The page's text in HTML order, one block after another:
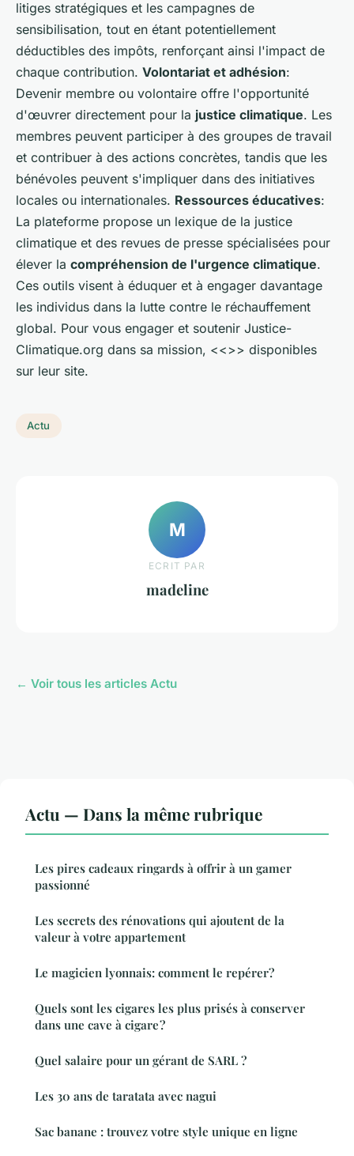
litiges stratégiques et les campagnes de
sensibilisation, tout en étant potentiellement
déductibles des impôts, renforçant ainsi l'impact de
chaque contribution. Volontariat et adhésion:
Devenir membre ou volontaire offre l'opportunité
d'œuvrer directement pour la justice climatique. Les
membres peuvent participer à des groupes de travail
et contribuer à des actions concrètes, tandis que les
bénévoles peuvent s'impliquer dans des initiatives
locales ou internationales. Ressources éducatives:
La plateforme propose un lexique de la justice
climatique et des revues de presse spécialisées pour
élever la compréhension de l'urgence climatique.
Ces outils visent à éduquer et à engager davantage
les individus dans la lutte contre le réchauffement
global. Pour vous engager et soutenir Justice-
Climatique.org dans sa mission, <<>> disponibles
sur leur site.
Actu
M
ECRIT PAR
madeline
← Voir tous les articles Actu
Actu — Dans la même rubrique
Les pires cadeaux ringards à offrir à un gamer
passionné
Les secrets des rénovations qui ajoutent de la
valeur à votre appartement
Le magicien lyonnais: comment le repérer?
Quels sont les cigares les plus prisés à conserver
dans une cave à cigare ?
Quel salaire pour un gérant de SARL ?
Les 30 ans de taratata avec nagui
Sac banane : trouvez votre style unique en ligne